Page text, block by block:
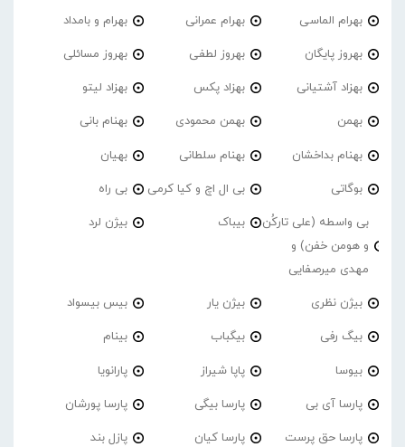
بهرام الماسی بهرام عمرانی بهرام و بامداد
بهروز پایگان بهروز لطفی بهروز مسائلی
بهزاد آشتیانی بهزاد پکس بهزاد لیتو
بهمن بهمن محمودی بهنام بانی
بهنام بداخشان بهنام سلطانی بهیان
بوگاتی بی ال اچ و کیا کرمی بی راه
بی واسطه (علی تارکُن
و هومن خفن) و
مهدی میرصفایی
بیباک بیژن لرد
بیژن نظری بیژن یار بیس بیسواد
بیگ رفی بیگباب بینام
بیوسا پاپا شیراز پارانویا
پارسا آی بی پارسا بیگی پارسا پورشان
پارسا حق پرست پارسا کیان پازل بند